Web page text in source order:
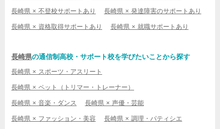
長崎県 × 不登校サポートあり 長崎県 × 発達障害のサポートあり
長崎県 × 資格取得サポートあり 長崎県 × 就職サポートあり
長崎県の通信制高校・サポート校を学びたいことから探す
長崎県 × スポーツ・アスリート
長崎県 × ペット（トリマー・トレーナー）
長崎県 × 音楽・ダンス 長崎県 × 声優・芸能
長崎県 × ファッション・美容 長崎県 × 調理・パティシエ